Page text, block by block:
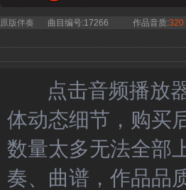
原版伴奏 曲目编号:17266 作品音质:320
点击音频播放
体动态细节，购买
数量太多无法全部
奏、曲谱，作品品